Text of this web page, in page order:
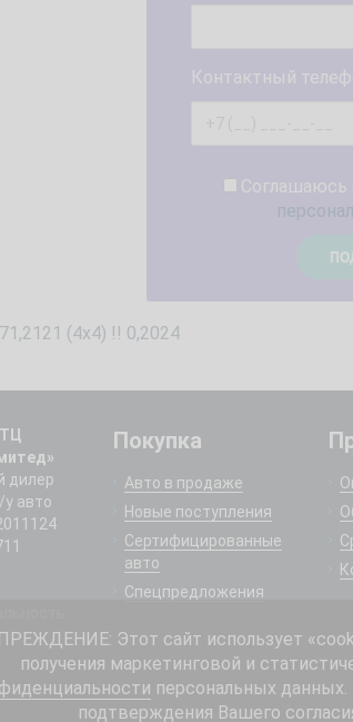
Контактный
Соглашаюсь
(4x4) !! 0,2024
дилер
авто
Покупка
Авто в продаже
Новые поступления
Сертифицированные
авто
Спецпредложения
Этот сайт использует
получения маркетинговой и
персональных
подтверждения Вашего